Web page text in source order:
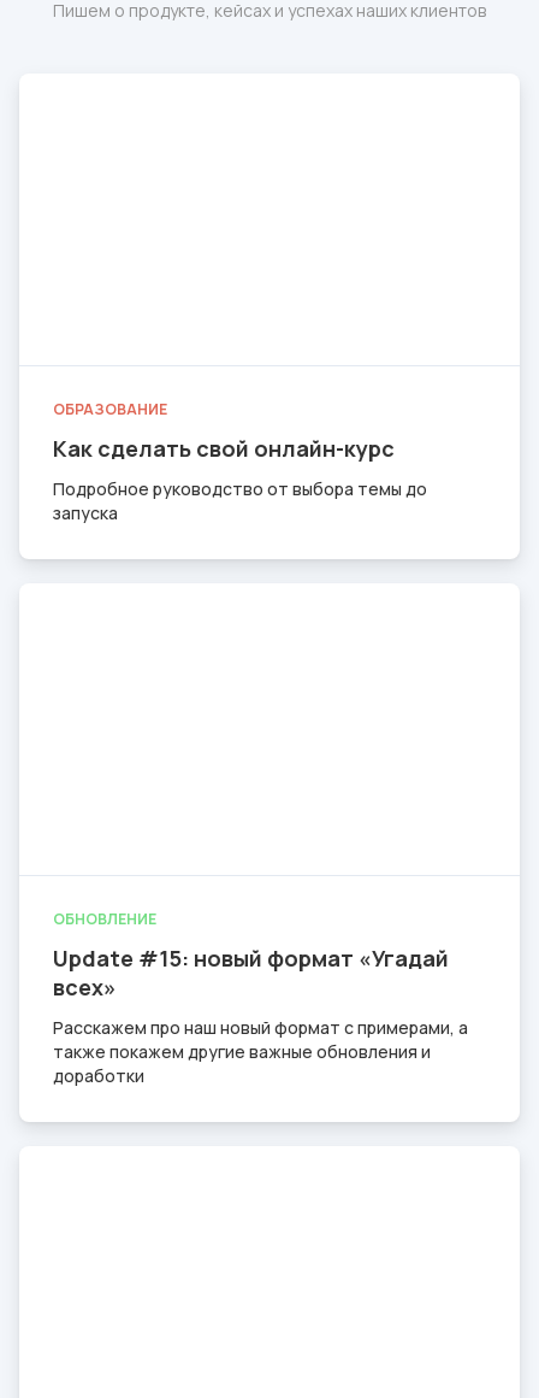
Пишем о продукте, кейсах и успехах наших клиентов
ОБРАЗОВАНИЕ
Как сделать свой онлайн-курс
Подробное руководство от выбора темы до
запуска
ОБНОВЛЕНИЕ
Update #15: новый формат «Угадай
всех»
Расскажем про наш новый формат с примерами, а
также покажем другие важные обновления и
доработки